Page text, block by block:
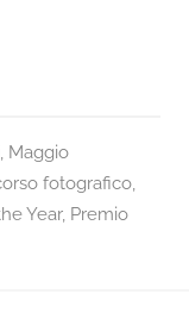
, Maggio
fotografico,
Year, Premio